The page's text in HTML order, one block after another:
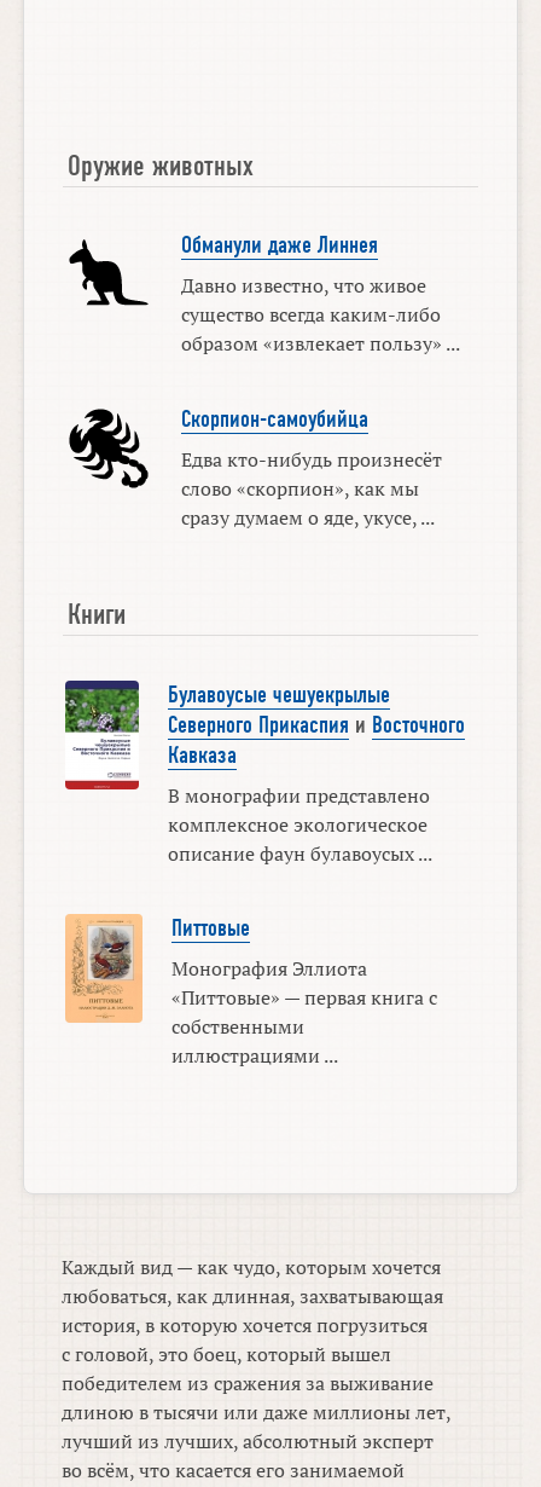
Оружие животных
Обманули даже Линнея
Давно известно, что живое
существо всегда каким-либо
образом «извлекает пользу» ...
Скорпион-самоубийца
Едва кто-нибудь произнесёт
слово «скорпион», как мы
сразу думаем о яде, укусе, ...
Книги
Булавоусые чешуекрылые
Северного Прикаспия и Восточного
Кавказа
В монографии представлено
комплексное экологическое
описание фаун булавоусых ...
Питтовые
Монография Эллиота
«Питтовые» — первая книга с
собственными
иллюстрациями ...
Каждый вид — как чудо, которым хочется
любоваться, как длинная, захватывающая
история, в которую хочется погрузиться
с головой, это боец, который вышел
победителем из сражения за выживание
длиною в тысячи или даже миллионы лет,
лучший из лучших, абсолютный эксперт
во всём, что касается его занимаемой